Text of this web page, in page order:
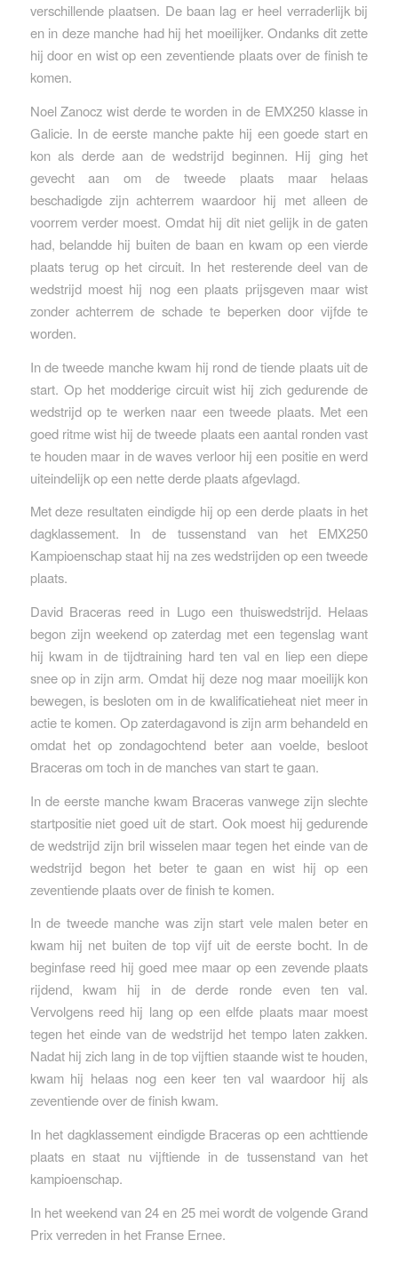
verschillende plaatsen. De baan lag er heel verraderlijk bij
en in deze manche had hij het moeilijker. Ondanks dit zette
hij door en wist op een zeventiende plaats over de finish te
komen.
Noel Zanocz wist derde te worden in de EMX250 klasse in
Galicie. In de eerste manche pakte hij een goede start en
kon als derde aan de wedstrijd beginnen. Hij ging het
gevecht aan om de tweede plaats maar helaas
beschadigde zijn achterrem waardoor hij met alleen de
voorrem verder moest. Omdat hij dit niet gelijk in de gaten
had, belandde hij buiten de baan en kwam op een vierde
plaats terug op het circuit. In het resterende deel van de
wedstrijd moest hij nog een plaats prijsgeven maar wist
zonder achterrem de schade te beperken door vijfde te
worden.
In de tweede manche kwam hij rond de tiende plaats uit de
start. Op het modderige circuit wist hij zich gedurende de
wedstrijd op te werken naar een tweede plaats. Met een
goed ritme wist hij de tweede plaats een aantal ronden vast
te houden maar in de waves verloor hij een positie en werd
uiteindelijk op een nette derde plaats afgevlagd.
Met deze resultaten eindigde hij op een derde plaats in het
dagklassement. In de tussenstand van het EMX250
Kampioenschap staat hij na zes wedstrijden op een tweede
plaats.
David Braceras reed in Lugo een thuiswedstrijd. Helaas
begon zijn weekend op zaterdag met een tegenslag want
hij kwam in de tijdtraining hard ten val en liep een diepe
snee op in zijn arm. Omdat hij deze nog maar moeilijk kon
bewegen, is besloten om in de kwalificatieheat niet meer in
actie te komen. Op zaterdagavond is zijn arm behandeld en
omdat het op zondagochtend beter aan voelde, besloot
Braceras om toch in de manches van start te gaan.
In de eerste manche kwam Braceras vanwege zijn slechte
startpositie niet goed uit de start. Ook moest hij gedurende
de wedstrijd zijn bril wisselen maar tegen het einde van de
wedstrijd begon het beter te gaan en wist hij op een
zeventiende plaats over de finish te komen.
In de tweede manche was zijn start vele malen beter en
kwam hij net buiten de top vijf uit de eerste bocht. In de
beginfase reed hij goed mee maar op een zevende plaats
rijdend, kwam hij in de derde ronde even ten val.
Vervolgens reed hij lang op een elfde plaats maar moest
tegen het einde van de wedstrijd het tempo laten zakken.
Nadat hij zich lang in de top vijftien staande wist te houden,
kwam hij helaas nog een keer ten val waardoor hij als
zeventiende over de finish kwam.
In het dagklassement eindigde Braceras op een achttiende
plaats en staat nu vijftiende in de tussenstand van het
kampioenschap.
In het weekend van 24 en 25 mei wordt de volgende Grand
Prix verreden in het Franse Ernee.